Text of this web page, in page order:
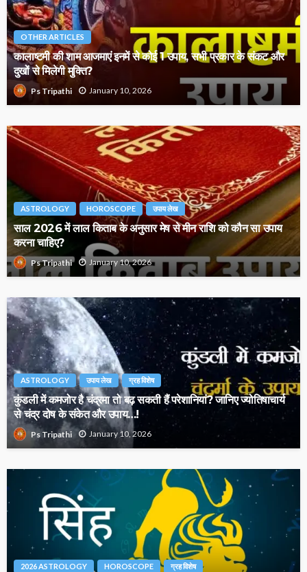
OTHER ARTICLES
कालाष्टमी की शाम आजमाएं इनमें से कोई 1 उपाय, सभी प्रकार के संकट और
दुखों से मिलेगी मुक्ति?
Ps Tripathi January 10, 2026
ASTROLOGY HOROSCOPE उपाय लेख
साल 2026 में लाल किताब के अनुसार मेष से मीन राशि को कौन सा उपाय
करना चाहिए?
Ps Tripathi January 10, 2026
ASTROLOGY उपाय लेख ग्रह विशेष
कुंडली में कमजोर है चंद्रमा तो बढ़ सकती हैं परेशानियां? जानिए ज्योतिषाचार्य
से चंद्र दोष के संकेत और उपाय…!
Ps Tripathi January 10, 2026
2026 ASTROLOGY HOROSCOPE ग्रह विशेष